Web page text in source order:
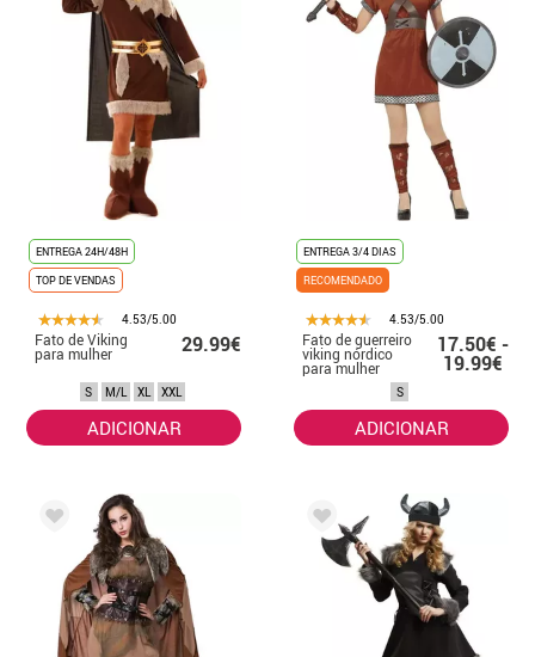
ENTREGA 24H/48H
TOP DE VENDAS
4.53/5.00
Fato de Viking
para mulher 29.99€
S M/L XL XXL
ADICIONAR
ENTREGA 3/4 DIAS
RECOMENDADO
4.53/5.00
Fato de guerreiro
viking nórdico
para mulher
17.50€ -
19.99€
S
ADICIONAR